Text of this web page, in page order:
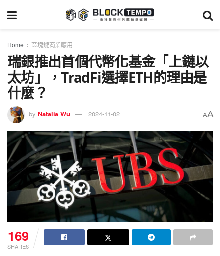
Home 區塊鏈商業應用
瑞銀推出首個代幣化基金「上鏈以
太坊」，TradFi選擇ETH的理由是
什麼？
by Natalia Wu 2024-11-02 AA
169
SHARES